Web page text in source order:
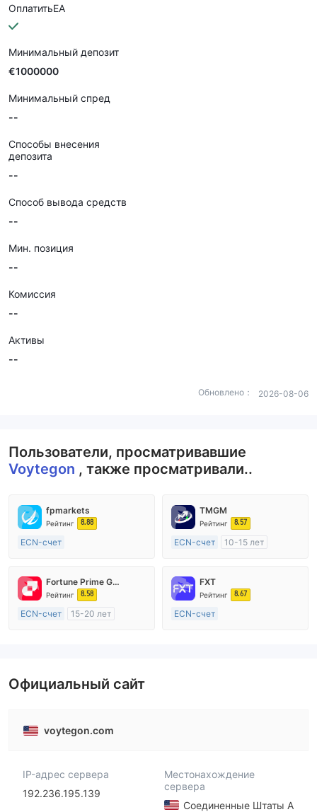
ОплатитьEA
Минимальный депозит
€1000000
Минимальный спред
--
Способы внесения
депозита
--
Способ вывода средств
--
Мин. позиция
--
Комиссия
--
Активы
--
Обновлено： 2026-08-06
Пользователи, просматривавшие
Voytegon , также просматривали..
fpmarkets
Рейтинг 8.88
ECN-счет
Маркет-Мейкинг (MM)
TMGM
Рейтинг 8.57
ECN-счет
10-15 лет
Маркет-Мейкинг (MM)
Основной стандарт MT4
Fortune Prime Global
Рейтинг 8.58
ECN-счет
15-20 лет
FXT
Рейтинг 8.67
ECN-счет
Официальный сайт
voytegon.com
IP-адрес сервера
192.236.195.139
Местонахождение
сервера
Соединенные Штаты А